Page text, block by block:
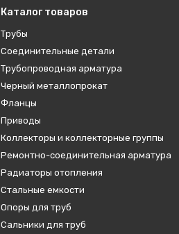
Каталог товаров
Трубы
Соединительные детали
Трубопроводная арматура
Черный металлопрокат
Фланцы
Приводы
Коллекторы и коллекторные группы
Ремонтно-соединительная арматура
Радиаторы отопления
Стальные емкости
Опоры для труб
Сальники для труб